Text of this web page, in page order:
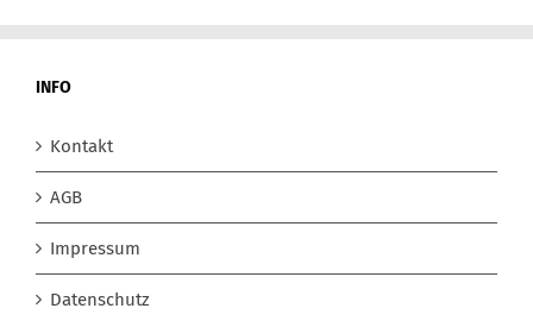
INFO
Kontakt
AGB
Impressum
Datenschutz